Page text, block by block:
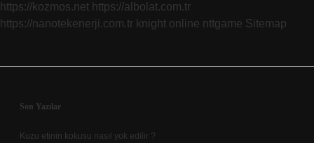
https://kozmos.net https://albolat.com.tr
https://nanotekenerji.com.tr knight online nttgame Sitemap
Sidebar
Son Yazılar
Kuzu etinin kokusu nasıl yok edilir ?